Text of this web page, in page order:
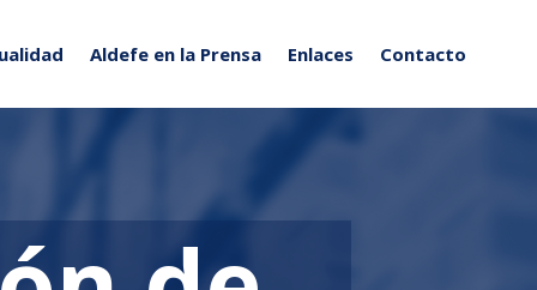
Aldefe en la Prensa Enlaces Contacto